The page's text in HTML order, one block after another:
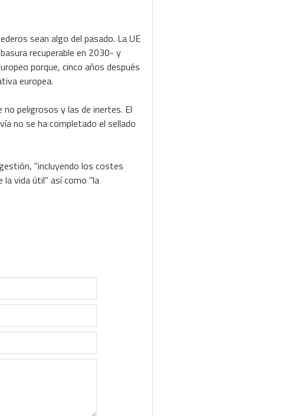
sean algo del pasado. La UE
recuperable en 2030- y
porque, cinco años después
europea.
peligrosos y las de inertes. El
no se ha completado el sellado
"incluyendo los costes
la vida útil" así como "la